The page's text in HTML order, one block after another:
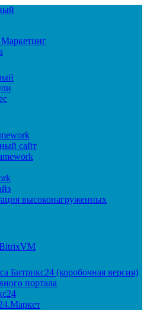
сайт
высоконагруженных
Битрикс24 (коробочная версия)
портала